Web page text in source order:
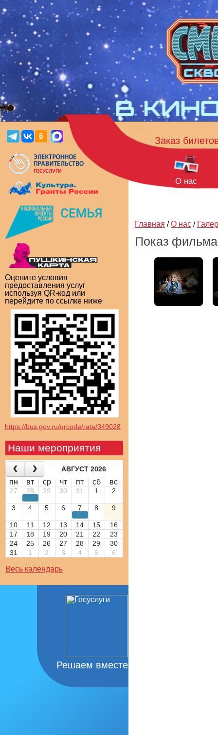
Оцените условия
предоставления услуг
используя QR-код или
перейдите по ссылке ниже
https://bus.gov.ru/qrcode/rate/349028
Наши мероприятия
АВГУСТ 2026
пн вт ср чт пт сб вс
27 28 29 30 31 1 2
3 4 5 6 7 8 9
10 11 12 13 14 15
16
17
18 19 20 21 22
23
24
25 26 27 28 29
30
31
1 2 3 4 5 6
Весь календарь
Решаем вместе
Заказ
О нас
Главная / О нас /
Показ